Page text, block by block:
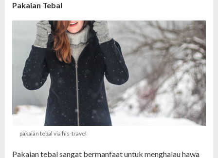
Pakaian Tebal
pakaian tebal via his-travel
Pakaian tebal sangat bermanfaat untuk menghalau hawa